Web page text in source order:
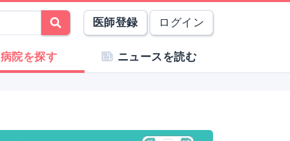
医師登録 ログイン
病院を探す ニュースを読む